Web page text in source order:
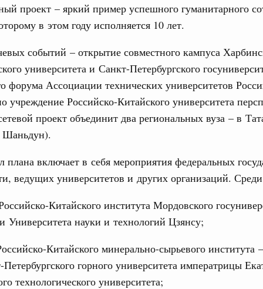
проект – яркий пример успешного гуманитарного
в этом году исполняется 10 лет.
событий – открытие совместного кампуса
университета и Санкт-Петербургского
форума Ассоциации технических университетов
учреждение Российско-Китайского университета
проект объединит два региональных вуза – в
плана включает в себя мероприятия федеральных
ведущих университетов и других организаций.
Китайского института Мордовского
Университета науки и технологий Цзянсу;
Китайского минерально-сырьевого института
горного университета императрицы
технологического университета;
с Министром промышленности,
Мохаммадом Атабаком
научно-популярного туризма в
науки и технологий
отношения со странами СНГ на двусторонней основе
VIII Российско-Киргизского
Киргизской межрегиональной
трассах открылись
сервиса
итогам стратегической сессии о
научно-технологическим развитием
среда